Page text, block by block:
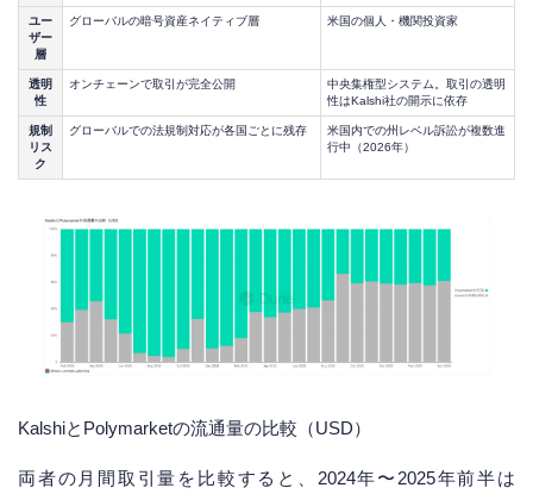
ユー
ザー
層
グローバルの暗号資産ネイティブ層 米国の個人・機関投資家
透明
性
オンチェーンで取引が完全公開
中央集権型システム。取引の透明
性はKalshi社の開示に依存
規制
リス
ク
グローバルでの法規制対応が各国ごとに残存
米国内での州レベル訴訟が複数進
行中（2026年）
KalshiとPolymarketの流通量の比較（USD）
両者の月間取引量を比較すると、2024年〜2025年前半は